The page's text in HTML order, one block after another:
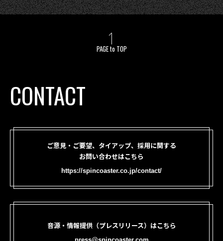
PAGE to TOP
CONTACT
ご意見・ご要望、タイアップ、採用に関する
お問い合わせはこちら
https://spincoaster.co.jp/contact/
音源・情報提供（プレスリリース）はこちら